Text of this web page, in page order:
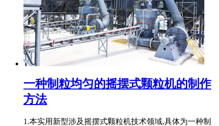
一种制粒均匀的摇摆式颗粒机的制作
方法
1.本实用新型涉及摇摆式颗粒机技术领域,具体为一种制